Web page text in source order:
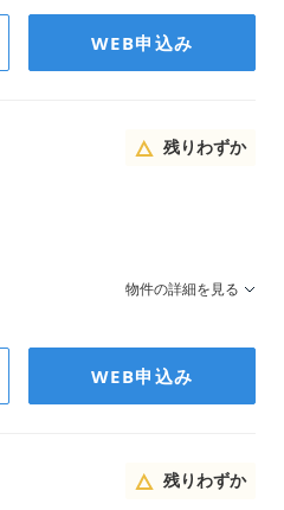
WEB申込み
残りわずか
物件の詳細を見る
WEB申込み
残りわずか